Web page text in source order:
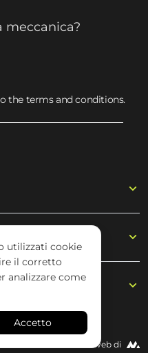
meccanica?
the terms and conditions.
Sito web di
utilizzati cookie
il corretto
analizzare come